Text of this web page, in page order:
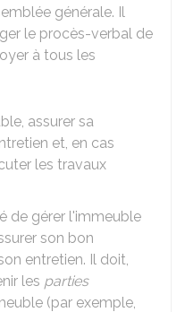
générale. Il
le procès-verbal de
à tous les
assurer sa
et, en cas
les travaux
de gérer l'immeuble
son bon
entretien. Il doit,
les parties
(par exemple,